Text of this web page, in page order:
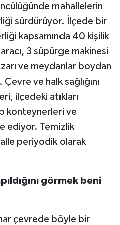
mahallelerin
sürdürüyor. İlçede bir
kapsamında 40 kişilik
3 süpürge makinesi
ve meydanlar boydan
ve halk sağlığını
ilçedeki atıkları
konteynerleri ve
ediyor. Temizlik
periyodik olarak
görmek beni
çevrede böyle bir